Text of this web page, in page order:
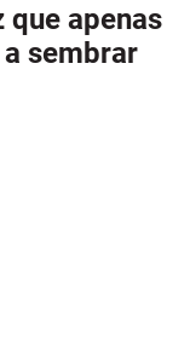
apenas
sembrar